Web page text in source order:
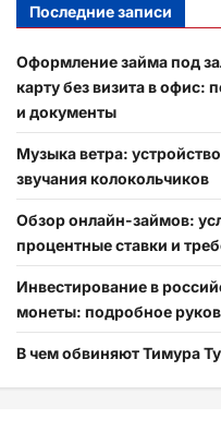
Последние записи
Оформление займа под
карту без визита в офис:
и документы
Музыка ветра:
звучания колокольчиков
Обзор онлайн-займов:
процентные ставки и
Инвестирование в
монеты: подробное
В чем обвиняют Тимура